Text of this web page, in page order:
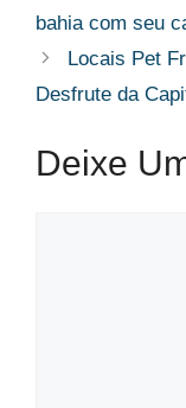
bahia com seu
Locais Pet
Desfrute da
Deixe